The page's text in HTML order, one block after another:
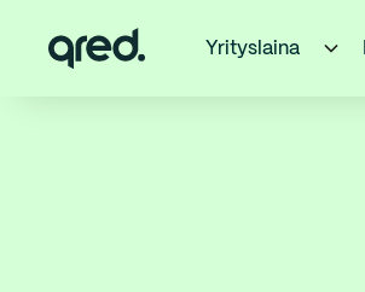
Yrityslaina